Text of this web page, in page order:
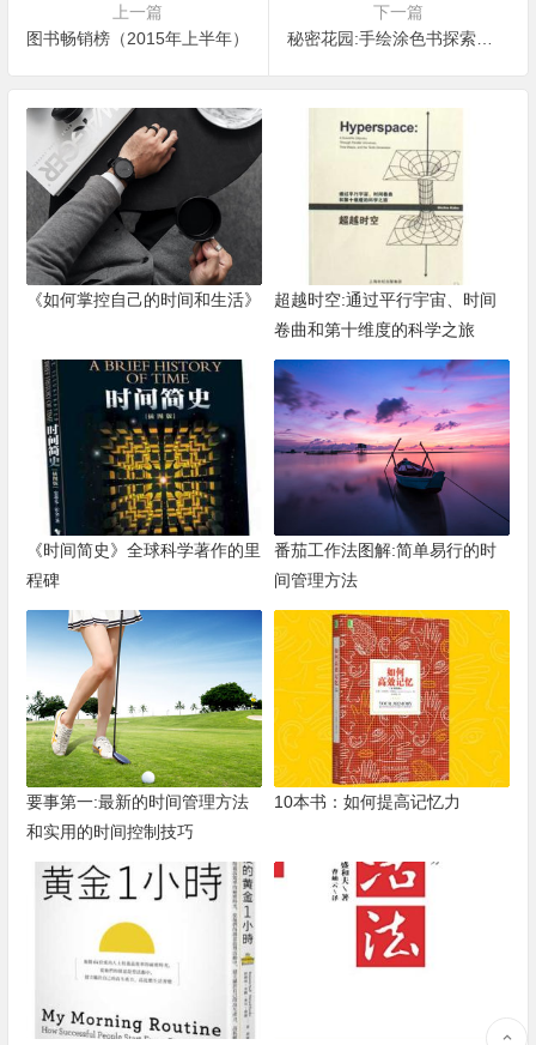
上一篇
图书畅销榜（2015年上半年）
下一篇
秘密花园:手绘涂色书探索奇境
《如何掌控自己的时间和生活》
超越时空:通过平行宇宙、时间
卷曲和第十维度的科学之旅
《时间简史》全球科学著作的里
程碑
番茄工作法图解:简单易行的时
间管理方法
要事第一:最新的时间管理方法
和实用的时间控制技巧
10本书：如何提高记忆力